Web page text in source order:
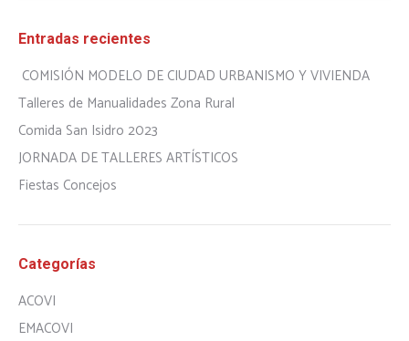
Entradas recientes
COMISIÓN MODELO DE CIUDAD URBANISMO Y VIVIENDA
Talleres de Manualidades Zona Rural
Comida San Isidro 2023
JORNADA DE TALLERES ARTÍSTICOS
Fiestas Concejos
Categorías
ACOVI
EMACOVI